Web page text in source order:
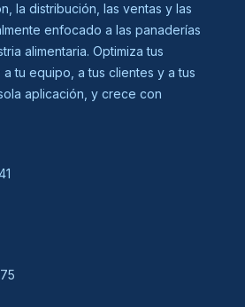
la distribución, las ventas y las
enfocado a las panaderías
alimentaria. Optimiza tus
tu equipo, a tus clientes y a tus
aplicación, y crece con